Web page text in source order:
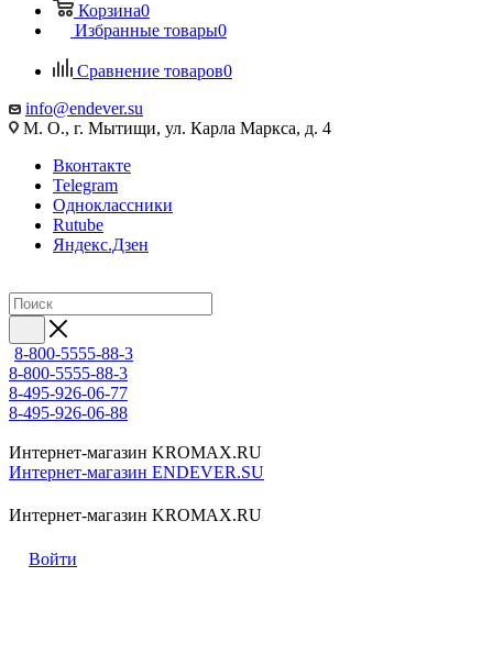
Корзина0
Избранные товары0
Сравнение товаров0
info@endever.su
М. О., г. Мытищи, ул. Карла Маркса, д. 4
Вконтакте
Telegram
Одноклассники
Rutube
Яндекс.Дзен
8-800-5555-88-3
8-800-5555-88-3
8-495-926-06-77
8-495-926-06-88
Интернет-магазин KROMAX.RU
Интернет-магазин ENDEVER.SU
Интернет-магазин KROMAX.RU
Войти